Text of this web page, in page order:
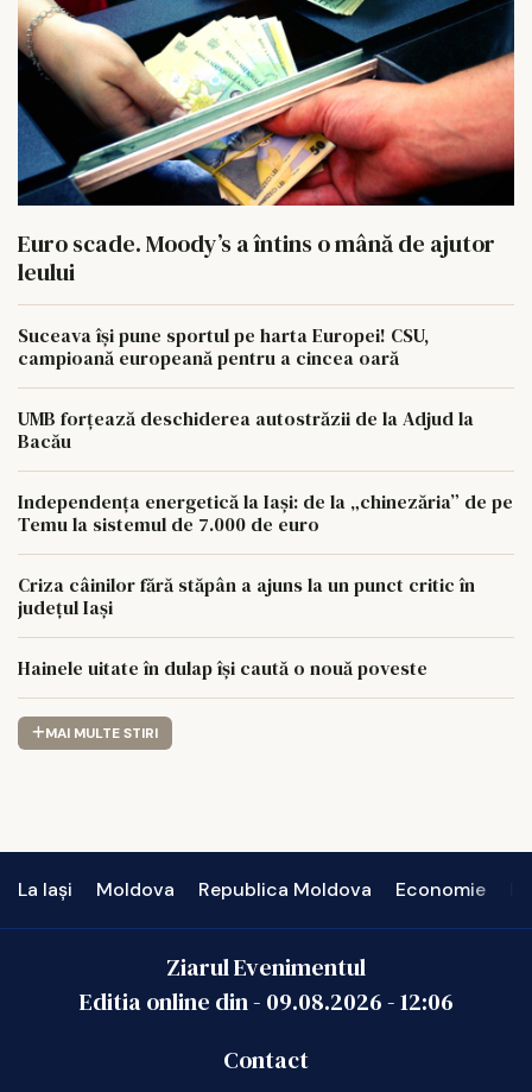
Euro scade. Moody’s a întins o mână de ajutor
leului
Suceava își pune sportul pe harta Europei! CSU,
campioană europeană pentru a cincea oară
UMB forțează deschiderea autostrăzii de la Adjud la
Bacău
Independența energetică la Iași: de la „chinezăria” de pe
Temu la sistemul de 7.000 de euro
Criza câinilor fără stăpân a ajuns la un punct critic în
județul Iași
Hainele uitate în dulap îşi caută o nouă poveste
MAI MULTE STIRI
La Iași Moldova Republica Moldova Economie
Ziarul Evenimentul
Editia online din - 09.08.2026-12:06
Contact